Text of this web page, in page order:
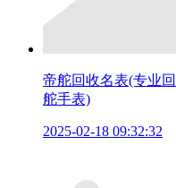
帝舵回收名表(专业
舵手表)
2025-02-18 09:32:32